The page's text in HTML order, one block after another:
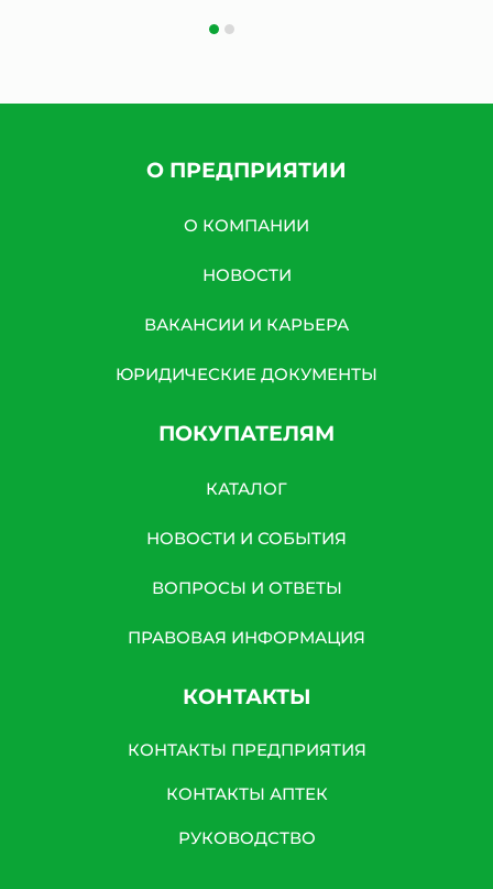
О ПРЕДПРИЯТИИ
О КОМПАНИИ
НОВОСТИ
ВАКАНСИИ И КАРЬЕРА
ЮРИДИЧЕСКИЕ ДОКУМЕНТЫ
ПОКУПАТЕЛЯМ
КАТАЛОГ
НОВОСТИ И СОБЫТИЯ
ВОПРОСЫ И ОТВЕТЫ
ПРАВОВАЯ ИНФОРМАЦИЯ
КОНТАКТЫ
КОНТАКТЫ ПРЕДПРИЯТИЯ
КОНТАКТЫ АПТЕК
РУКОВОДСТВО